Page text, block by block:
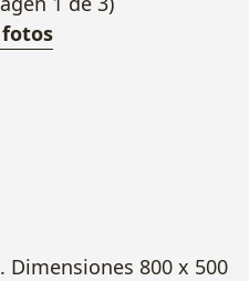
fotos
. Dimensiones 800 x 500